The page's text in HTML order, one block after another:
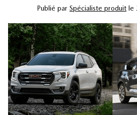
Publié par Spécialiste produit le